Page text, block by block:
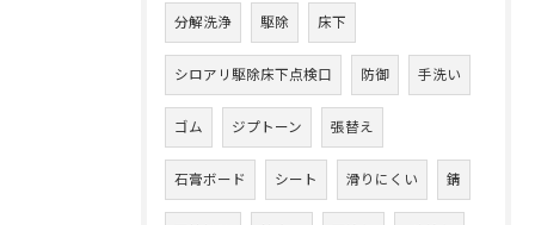
分解洗浄 駆除 床下
シロアリ駆除床下点検口 防御 手洗い
ゴム ジプトーン 張替え
石膏ボード シート 滑りにくい 錆